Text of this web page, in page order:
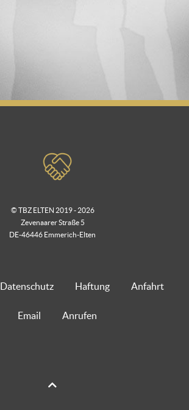
© TBZ ELTEN 2019 - 2026
Zevenaarer Straße 5
DE-46446 Emmerich-Elten
Datenschutz Haftung Anfahrt
Email Anrufen